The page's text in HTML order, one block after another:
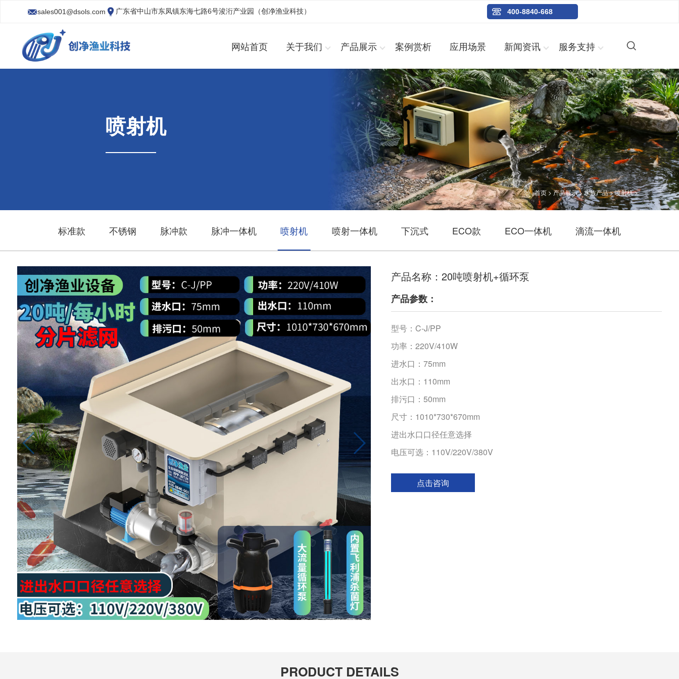
sales001@dsols.com 广东省中山市东凤镇东海七路6号浚洐产业园（创净渔业科技） 400-8840-668
网站首页 关于我们 产品展示 案例赏析 应用场景 新闻资讯 服务支持
喷射机
首页 >产品展示>水族产品>喷射机>
标准款 不锈钢 脉冲款 脉冲一体机 喷射机 喷射一体机 下沉式 ECO款 ECO一体机 滴流一体机
产品名称：20吨喷射机+循环泵
产品参数：
型号：C-J/PP
功率：220V/410W
进水口：75mm
出水口：110mm
排污口：50mm
尺寸：1010*730*670mm
进出水口口径任意选择
电压可选：110V/220V/380V
点击咨询
PRODUCT DETAILS